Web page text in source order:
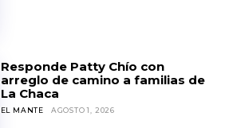
Responde Patty Chío con
arreglo de camino a familias de
La Chaca
EL MANTE AGOSTO 1, 2026